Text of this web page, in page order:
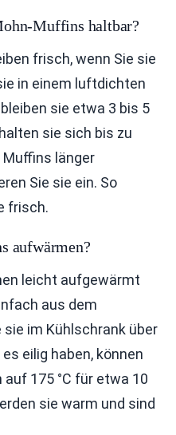
Muffins haltbar?
frisch, wenn Sie sie
in einem luftdichten
sie etwa 3 bis 5
sie sich bis zu
Muffins länger
Sie sie ein. So
frisch.
aufwärmen?
leicht aufgewärmt
aus dem
im Kühlschrank über
eilig haben, können
175 °C für etwa 10
sie warm und sind